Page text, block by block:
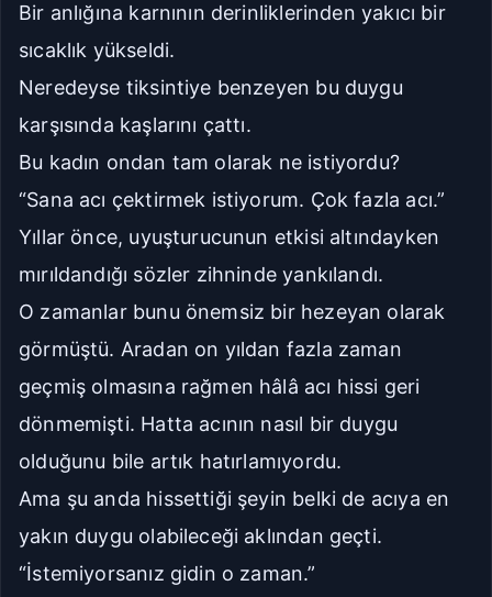
Bir anlığına karnının derinliklerinden yakıcı bir
sıcaklık yükseldi.
Neredeyse tiksintiye benzeyen bu duygu
karşısında kaşlarını çattı.
Bu kadın ondan tam olarak ne istiyordu?
“Sana acı çektirmek istiyorum. Çok fazla acı.”
Yıllar önce, uyuşturucunun etkisi altındayken
mırıldandığı sözler zihninde yankılandı.
O zamanlar bunu önemsiz bir hezeyan olarak
görmüştü. Aradan on yıldan fazla zaman
geçmiş olmasına rağmen hâlâ acı hissi geri
dönmemişti. Hatta acının nasıl bir duygu
olduğunu bile artık hatırlamıyordu.
Ama şu anda hissettiği şeyin belki de acıya en
yakın duygu olabileceği aklından geçti.
“İstemiyorsanız gidin o zaman.”